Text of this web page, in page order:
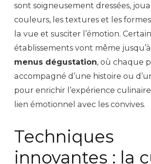
sont soigneusement dressées,
couleurs, les textures et les
la vue et susciter l’émotion.
établissements vont même
menus dégustation, où chaque
accompagné d’une histoire ou
pour enrichir l’expérience
lien émotionnel avec les convives.
Techniques
innovantes : la